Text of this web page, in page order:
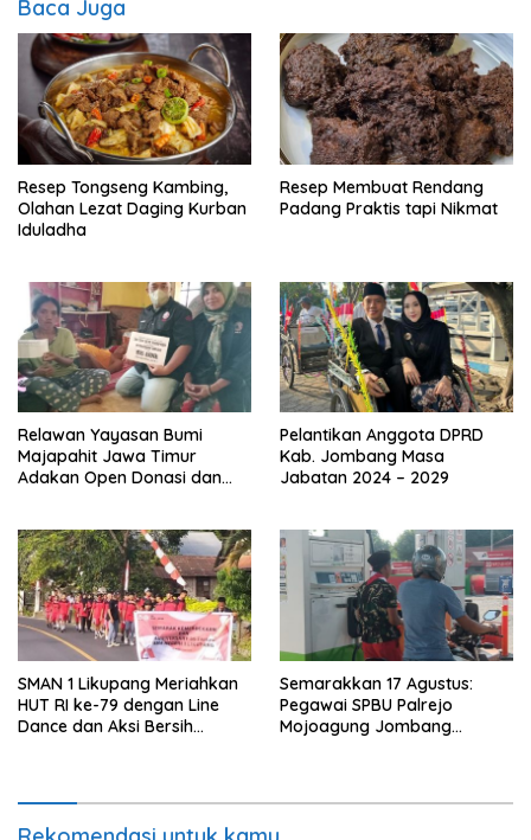
Baca Juga
Resep Tongseng Kambing,
Olahan Lezat Daging Kurban
Iduladha
Resep Membuat Rendang
Padang Praktis tapi Nikmat
Relawan Yayasan Bumi
Majapahit Jawa Timur
Adakan Open Donasi dan
Pelantikan Anggota DPRD
Kab. Jombang Masa
Jabatan 2024 – 2029
SMAN 1 Likupang Meriahkan
HUT RI ke-79 dengan Line
Dance dan Aksi Bersih
Semarakkan 17 Agustus:
Pegawai SPBU Palrejo
Mojoagung Jombang